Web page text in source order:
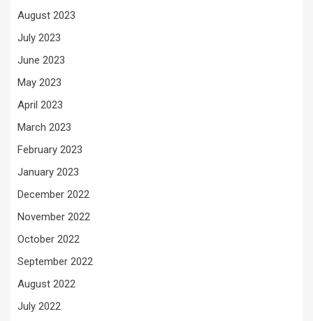
August 2023
July 2023
June 2023
May 2023
April 2023
March 2023
February 2023
January 2023
December 2022
November 2022
October 2022
September 2022
August 2022
July 2022